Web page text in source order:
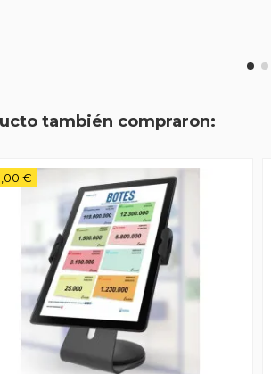
también compraron:
€